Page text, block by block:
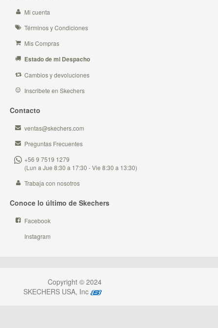
Mi cuenta
Términos y Condiciones
Mis Compras
Estado de mi Despacho
Cambios y devoluciones
Inscribete en Skechers
Contacto
ventas@skechers.com
Preguntas Frecuentes
+56 9 7519 1279
(Lun a Jue 8:30 a 17:30 - Vie 8:30 a 13:30)
Trabaja con nosotros
Conoce lo último de Skechers
Facebook
Instagram
Copyright © 2024
SKECHERS USA, Inc